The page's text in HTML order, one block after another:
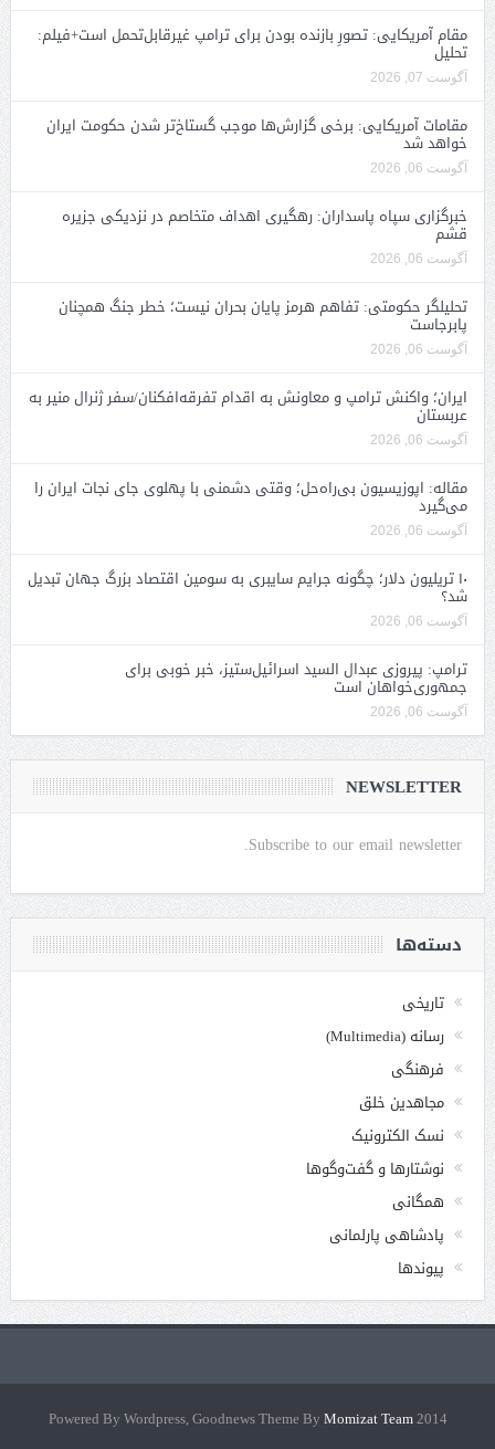
مقام آمریکایی: تصورِ بازنده بودن برای ترامپ غیرقابل‌تحمل است+فیلم:
تحلیل
آگوست 07, 2026
مقامات آمریکایی: برخی گزارش‌ها موجب گستاخ‌تر شدن حکومت ایران
خواهد شد
آگوست 06, 2026
خبرگزاری سپاه پاسداران: رهگیری اهداف متخاصم در نزدیکی جزیره
قشم
آگوست 06, 2026
تحلیلگر حکومتی: تفاهم هرمز پایان بحران نیست؛ خطر جنگ همچنان
پابرجاست
آگوست 06, 2026
ایران؛ واکنش ترامپ و معاونش به اقدام تفرقه‌افکنان/سفر ژنرال منیر به
عربستان
آگوست 06, 2026
مقاله: اپوزیسیون بی‌راه‌حل؛ وقتی دشمنی با پهلوی جای نجات ایران را
می‌گیرد
آگوست 06, 2026
۱۰ تریلیون دلار؛ چگونه جرایم سایبری به سومین اقتصاد بزرگ جهان تبدیل
شد؟
آگوست 06, 2026
ترامپ: پیروزی عبدال السید اسرائیل‌ستیز، خبر خوبی برای
جمهوری‌خواهان است
آگوست 06, 2026
NEWSLETTER
Subscribe to our email newsletter.
دسته‌ها
تاریخی
رسانه (Multimedia)
فرهنگی
مجاهدین خلق
نسک الکترونیک
نوشتارها و گفت‌وگوها
همگانی
پادشاهی پارلمانی
پیوندها
2014 Powered By Wordpress, Goodnews Theme By
Momizat Team